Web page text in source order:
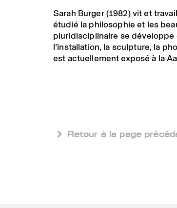
Sarah Burger (1982) vit et
étudié la philosophie et les
pluridisciplinaire se développe
l’installation, la sculpture, la
est actuellement exposé à la
 Retour à la page